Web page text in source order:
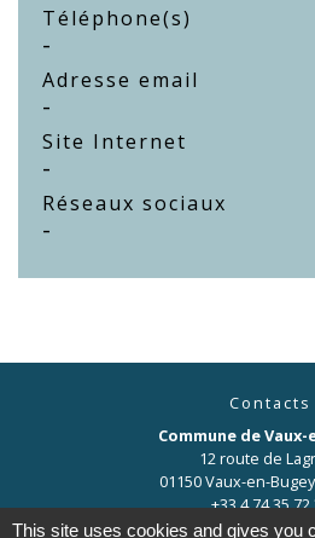
Téléphone(s)
-
Adresse email
-
Site Internet
-
Réseaux sociaux
-
Contacts
Commune de Vaux-
12 route de
01150 Vaux-en-Bugey
+33 4 74 35 72
This site uses cookies and gives you